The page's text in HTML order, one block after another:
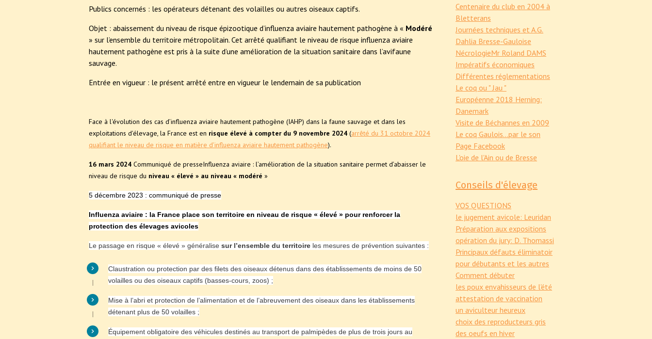
Publics concernés : les opérateurs détenant des volailles ou autres oiseaux captifs.
Objet : abaissement du niveau de risque épizootique d’influenza aviaire hautement pathogène à « Modéré
» sur l’ensemble du territoire métropolitain. Cet arrêté qualifiant le niveau de risque influenza aviaire
hautement pathogène est pris à la suite d’une amélioration de la situation sanitaire dans l’avifaune
sauvage.
Entrée en vigueur : le présent arrêté entre en vigueur le lendemain de sa publication
Face à l'évolution des cas d’influenza aviaire hautement pathogène (IAHP) dans la faune sauvage et dans les
exploitations d'élevage, la France est en risque élevé à compter du 9 novembre 2024 (arrêté du 31 octobre 2024
qualifiant le niveau de risque en matière d'influenza aviaire hautement pathogène).
16 mars 2024 Communiqué de presseInfluenza aviaire : l’amélioration de la situation sanitaire permet d’abaisser le
niveau de risque du niveau « élevé » au niveau « modéré »
5 décembre 2023 : communiqué de presse
Influenza aviaire : la France place son territoire en niveau de risque « élevé » pour renforcer la
protection des élevages avicoles
Le passage en risque « élevé » généralise sur l’ensemble du territoire les mesures de prévention suivantes :
Claustration ou protection par des filets des oiseaux détenus dans des établissements de moins de 50
volailles ou des oiseaux captifs (basses-cours, zoos) ;
Mise à l’abri et protection de l’alimentation et de l’abreuvement des oiseaux dans les établissements
détenant plus de 50 volailles ;
Équipement obligatoire des véhicules destinés au transport de palmipèdes de plus de trois jours au
Centenaire du club en 2004 à
Bletterans
Journées techniques et A.G.
Dahlia Bresse-Gauloise
NécrologieMr Roland DAMS
Impératifs économiques
Différentes réglementations
Le coq ou " Jau "
Européenne 2018 Herning:
Danemark
Visite de Béchannes en 2009
Le coq Gaulois...par le son
Page Facebook
L'oie de l'Ain ou de Bresse
Conseils d'élevage
VOS QUESTIONS
le jugement avicole: Leuridan
Préparation aux expositions
opération du jury: D. Thomassi
Principaux défauts éliminatoir
pour débutants et les autres
Comment débuter
les poux envahisseurs de l'été
attestation de vaccination
un aviculteur heureux
choix des reproducteurs gris
des oeufs en hiver